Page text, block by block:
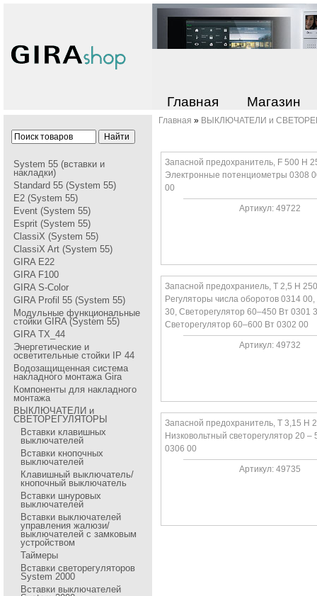
Главная Магазин
System 55 (вставки и
накладки)
Standard 55 (System 55)
E2 (System 55)
Event (System 55)
Esprit (System 55)
ClassiX (System 55)
ClassiX Art (System 55)
GIRA Е22
GIRA F100
GIRA S-Color
GIRA Profil 55 (System 55)
Модульные функциональные
стойки GIRA (System 55)
GIRA TX_44
Энергетические и
осветительные стойки IP 44
Водозащищенная система
накладного монтажа Gira
Компоненты для накладного
монтажа
ВЫКЛЮЧАТЕЛИ и
СВЕТОРЕГУЛЯТОРЫ
Вставки клавишных
выключателей
Вставки кнопочных
выключателей
Клавишный выключатель/
кнопочный выключатель
Вставки шнуровых
выключателей
Вставки выключателей
управления жалюзи/
выключателей с замковым
устройством
Таймеры
Вставки светорегуляторов
System 2000
Вставки выключателей
Главная » ВЫКЛЮЧАТЕЛИ и
Запасной предохранитель, F 500 H
Электpонные потенциометpы 0308
00
Артикул: 49722
Запасной предохраниель, Т 2,5 H
Pегулятоpы числа обоpотов 0314
30, Светоpегулятоp 60–450 Вт 0301
Светоpегулятоp 60–600 Вт 0302 00
Артикул: 49732
Запасной предохранитель, Т 3,15 H
Низковольтный светоpегулятоp 20 –
0306 00
Артикул: 49735